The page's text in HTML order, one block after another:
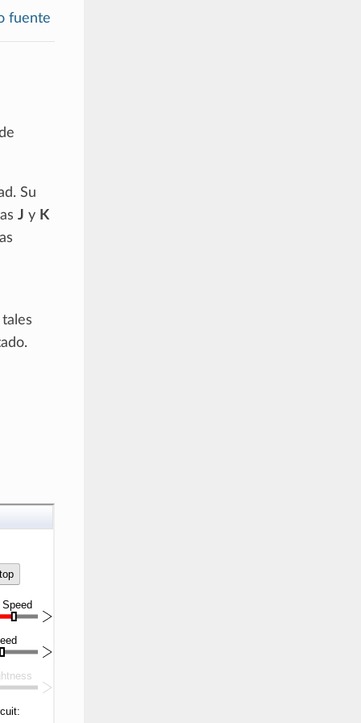
fuente
Su
J y K